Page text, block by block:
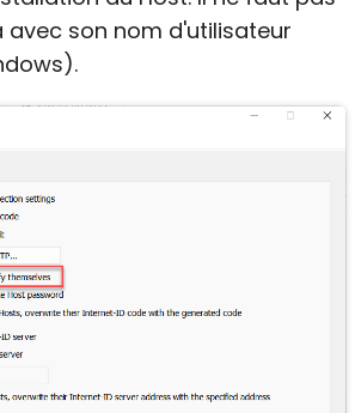
son nom d'utilisateur